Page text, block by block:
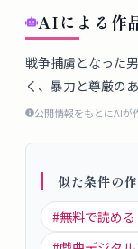
ロ
グ
概
要
ロ
グ
AIによる作
戦争捕虜となった
く、暴力と尊厳の
公開情報をもとにAIが
似た条件の
#無料で読める